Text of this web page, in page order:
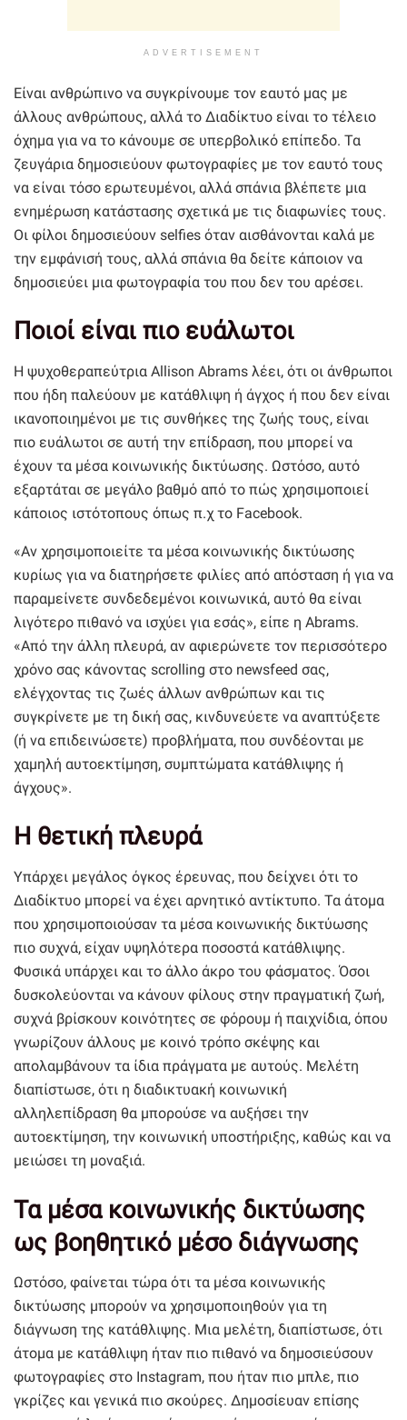
ADVERTISEMENT
Είναι ανθρώπινο να συγκρίνουμε τον εαυτό μας με
άλλους ανθρώπους, αλλά το Διαδίκτυο είναι το τέλειο
όχημα για να το κάνουμε σε υπερβολικό επίπεδο. Τα
ζευγάρια δημοσιεύουν φωτογραφίες με τον εαυτό τους
να είναι τόσο ερωτευμένοι, αλλά σπάνια βλέπετε μια
ενημέρωση κατάστασης σχετικά με τις διαφωνίες τους.
Οι φίλοι δημοσιεύουν selfies όταν αισθάνονται καλά με
την εμφάνισή τους, αλλά σπάνια θα δείτε κάποιον να
δημοσιεύει μια φωτογραφία του που δεν του αρέσει.
Ποιοί είναι πιο ευάλωτοι
Η ψυχοθεραπεύτρια Allison Abrams λέει, ότι οι άνθρωποι
που ήδη παλεύουν με κατάθλιψη ή άγχος ή που δεν είναι
ικανοποιημένοι με τις συνθήκες της ζωής τους, είναι
πιο ευάλωτοι σε αυτή την επίδραση, που μπορεί να
έχουν τα μέσα κοινωνικής δικτύωσης. Ωστόσο, αυτό
εξαρτάται σε μεγάλο βαθμό από το πώς χρησιμοποιεί
κάποιος ιστότοπους όπως π.χ το Facebook.
«Αν χρησιμοποιείτε τα μέσα κοινωνικής δικτύωσης
κυρίως για να διατηρήσετε φιλίες από απόσταση ή για να
παραμείνετε συνδεδεμένοι κοινωνικά, αυτό θα είναι
λιγότερο πιθανό να ισχύει για εσάς», είπε η Abrams.
«Από την άλλη πλευρά, αν αφιερώνετε τον περισσότερο
χρόνο σας κάνοντας scrolling στο newsfeed σας,
ελέγχοντας τις ζωές άλλων ανθρώπων και τις
συγκρίνετε με τη δική σας, κινδυνεύετε να αναπτύξετε
(ή να επιδεινώσετε) προβλήματα, που συνδέονται με
χαμηλή αυτοεκτίμηση, συμπτώματα κατάθλιψης ή
άγχους».
Η θετική πλευρά
Υπάρχει μεγάλος όγκος έρευνας, που δείχνει ότι το
Διαδίκτυο μπορεί να έχει αρνητικό αντίκτυπο. Τα άτομα
που χρησιμοποιούσαν τα μέσα κοινωνικής δικτύωσης
πιο συχνά, είχαν υψηλότερα ποσοστά κατάθλιψης.
Φυσικά υπάρχει και το άλλο άκρο του φάσματος. Όσοι
δυσκολεύονται να κάνουν φίλους στην πραγματική ζωή,
συχνά βρίσκουν κοινότητες σε φόρουμ ή παιχνίδια, όπου
γνωρίζουν άλλους με κοινό τρόπο σκέψης και
απολαμβάνουν τα ίδια πράγματα με αυτούς. Μελέτη
διαπίστωσε, ότι η διαδικτυακή κοινωνική
αλληλεπίδραση θα μπορούσε να αυξήσει την
αυτοεκτίμηση, την κοινωνική υποστήριξης, καθώς και να
μειώσει τη μοναξιά.
Τα μέσα κοινωνικής δικτύωσης
ως βοηθητικό μέσο διάγνωσης
Ωστόσο, φαίνεται τώρα ότι τα μέσα κοινωνικής
δικτύωσης μπορούν να χρησιμοποιηθούν για τη
διάγνωση της κατάθλιψης. Μια μελέτη, διαπίστωσε, ότι
άτομα με κατάθλιψη ήταν πιο πιθανό να δημοσιεύσουν
φωτογραφίες στο Instagram, που ήταν πιο μπλε, πιο
γκρίζες και γενικά πιο σκούρες. Δημοσίευαν επίσης